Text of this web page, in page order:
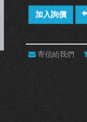
加入詢價
寄信給我們